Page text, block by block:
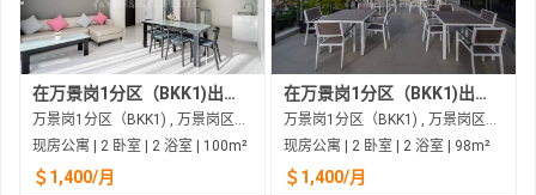
在万景岗1分区（BKK1)出租的现房公寓
万景岗1分区（BKK1) , 万景岗区（BKK) , 金边市
现房公寓 | 2 卧室 | 2 浴室 | 100m²
＄1,400/月
在万景岗1分区（BKK1)出租的现房公寓
万景岗1分区（BKK1) , 万景岗区（BKK) , 金边市
现房公寓 | 2 卧室 | 2 浴室 | 98m²
＄1,400/月